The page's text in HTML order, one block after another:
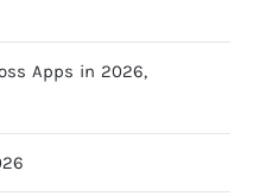
Apps in 2026,